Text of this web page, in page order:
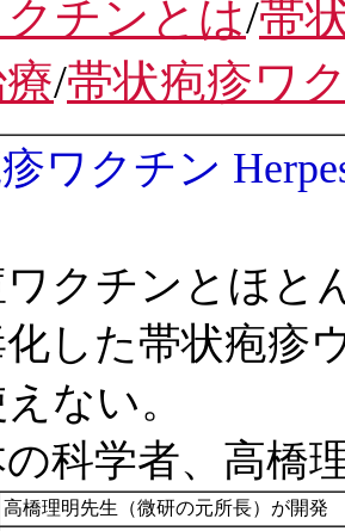
クチンとは/帯
/帯状疱疹ワ
ワクチン
クチンとほと
した帯状疱疹
ない。
の科学者、高橋
高橋理明先生（微研の元所長）が開発